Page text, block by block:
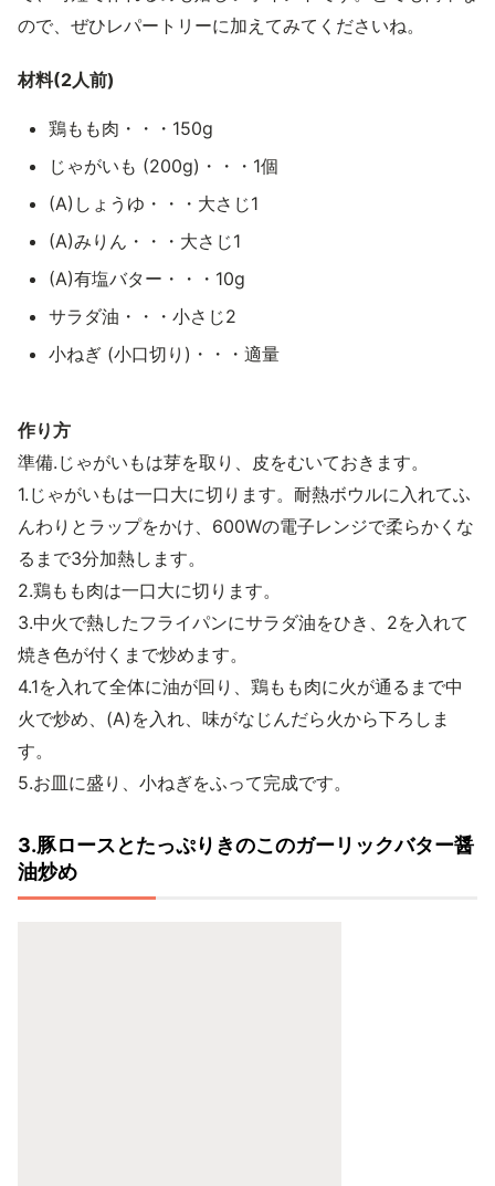
ので、ぜひレパートリーに加えてみてくださいね。
材料(2人前)
鶏もも肉・・・150g
じゃがいも (200g)・・・1個
(A)しょうゆ・・・大さじ1
(A)みりん・・・大さじ1
(A)有塩バター・・・10g
サラダ油・・・小さじ2
小ねぎ (小口切り)・・・適量
作り方
準備.じゃがいもは芽を取り、皮をむいておきます。
1.じゃがいもは一口大に切ります。耐熱ボウルに入れてふ
んわりとラップをかけ、600Wの電子レンジで柔らかくな
るまで3分加熱します。
2.鶏もも肉は一口大に切ります。
3.中火で熱したフライパンにサラダ油をひき、2を入れて
焼き色が付くまで炒めます。
4.1を入れて全体に油が回り、鶏もも肉に火が通るまで中
火で炒め、(A)を入れ、味がなじんだら火から下ろしま
す。
5.お皿に盛り、小ねぎをふって完成です。
3.豚ロースとたっぷりきのこのガーリックバター醤
油炒め